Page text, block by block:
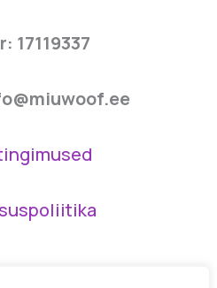
17119337